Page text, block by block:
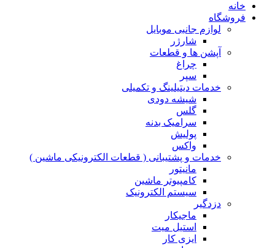
خانه
فروشگاه
لوازم جانبی موبایل
شارژر
آپشن ها و قطعات
چراغ
سپر
خدمات دیتیلینگ و تکمیلی
شیشه دودی
گلس
سرامیک بدنه
پولیش
واکس
خدمات و پشتیبانی ( قطعات الکترونیکی ماشین )
مانیتور
کامپیوتر ماشین
سیستم الکترونیک
دزدگیر
ماجیکار
استیل میت
ایزی کار